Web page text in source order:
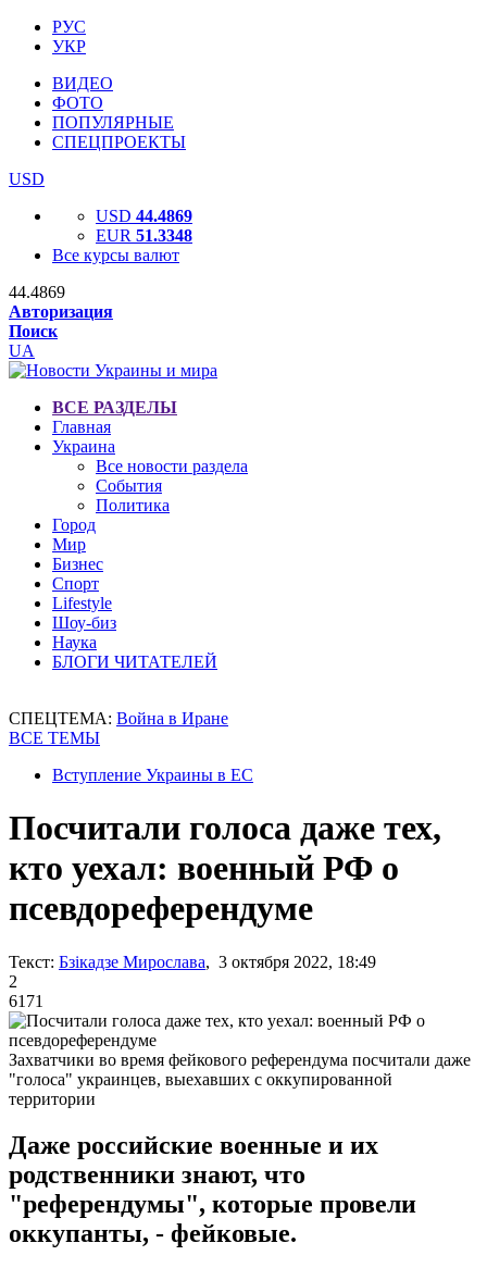
РУС
УКР
ВИДЕО
ФОТО
ПОПУЛЯРНЫЕ
СПЕЦПРОЕКТЫ
USD
USD 44.4869
EUR 51.3348
Все курсы валют
44.4869
Авторизация
Поиск
UA
ВСЕ РАЗДЕЛЫ
Главная
Украина
Все новости раздела
События
Политика
Город
Мир
Бизнес
Спорт
Lifestyle
Шоу-биз
Наука
БЛОГИ ЧИТАТЕЛЕЙ
СПЕЦТЕМА: Война в Иране
ВСЕ ТЕМЫ
Вступление Украины в ЕС
Посчитали голоса даже тех,
кто уехал: военный РФ о
псевдореферендуме
Текст: Бзікадзе Мирослава, 3 октября 2022, 18:49
2
6171
Захватчики во время фейкового референдума посчитали даже
"голоса" украинцев, выехавших с оккупированной
территории
Даже российские военные и их
родственники знают, что
"референдумы", которые провели
оккупанты, - фейковые.